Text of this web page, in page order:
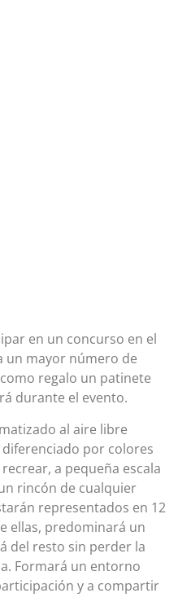
en un concurso en el
un mayor número de
regalo un patinete
durante el evento.
al aire libre
por colores
a pequeña escala
rincón de cualquier
representados en 12
ellas, predominará un
del resto sin perder la
Formará un entorno
y a compartir